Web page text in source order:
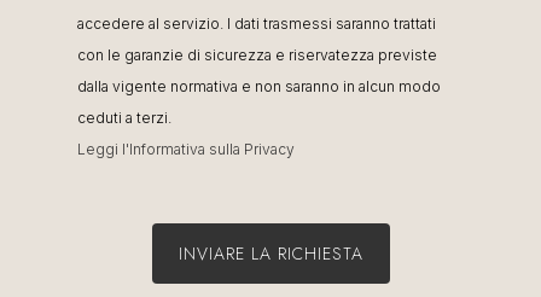
accedere al servizio. I dati trasmessi saranno trattati
con le garanzie di sicurezza e riservatezza previste
dalla vigente normativa e non saranno in alcun modo
ceduti a terzi.
Leggi l'Informativa sulla Privacy